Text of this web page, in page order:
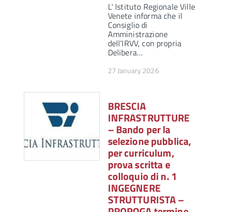
L' Istituto Regionale Ville
Venete informa che il
Consiglio di
Amministrazione
dell’IRVV, con propria
Delibera…
27 January 2026
BRESCIA
INFRASTRUTTURE
– Bando per la
selezione pubblica,
per curriculum,
prova scritta e
colloquio di n. 1
INGEGNERE
STRUTTURISTA –